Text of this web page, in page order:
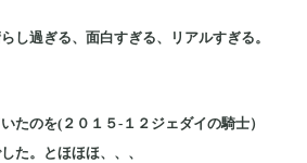
し過ぎる、面白すぎる、リアルすぎる。
たのを(２０１５-１２ジェダイの騎士）
た。とほほほ、、、